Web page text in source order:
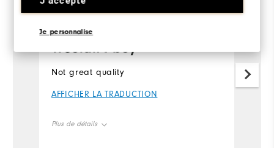
Je personnalise
Wouldn't buy
Not great quality
AFFICHER LA TRADUCTION
Plus de détails